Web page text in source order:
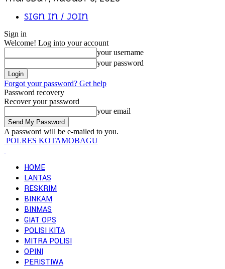
Sign in / Join
Sign in
Welcome! Log into your account
your username
your password
Forgot your password? Get help
Password recovery
Recover your password
your email
A password will be e-mailed to you.
POLRES KOTAMOBAGU
HOME
LANTAS
RESKRIM
BINKAM
BINMAS
GIAT OPS
POLISI KITA
MITRA POLISI
OPINI
PERISTIWA